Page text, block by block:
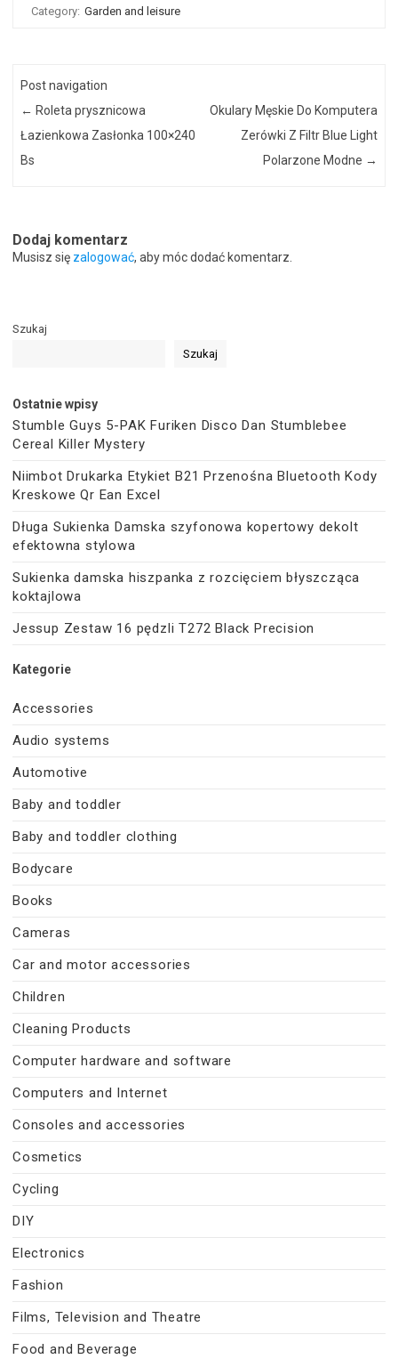
Category: Garden and leisure
Post navigation
← Roleta prysznicowa
Łazienkowa Zasłonka 100×240
Bs
Okulary Męskie Do Komputera
Zerówki Z Filtr Blue Light
Polarzone Modne →
Dodaj komentarz
Musisz się zalogować, aby móc dodać komentarz.
Szukaj
Szukaj
Ostatnie wpisy
Stumble Guys 5-PAK Furiken Disco Dan Stumblebee
Cereal Killer Mystery
Niimbot Drukarka Etykiet B21 Przenośna Bluetooth Kody
Kreskowe Qr Ean Excel
Długa Sukienka Damska szyfonowa kopertowy dekolt
efektowna stylowa
Sukienka damska hiszpanka z rozcięciem błyszcząca
koktajlowa
Jessup Zestaw 16 pędzli T272 Black Precision
Kategorie
Accessories
Audio systems
Automotive
Baby and toddler
Baby and toddler clothing
Bodycare
Books
Cameras
Car and motor accessories
Children
Cleaning Products
Computer hardware and software
Computers and Internet
Consoles and accessories
Cosmetics
Cycling
DIY
Electronics
Fashion
Films, Television and Theatre
Food and Beverage